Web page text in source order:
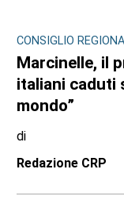
CONSIGLIO
Marcinelle, il
italiani caduti
mondo”
di
Redazione CRP